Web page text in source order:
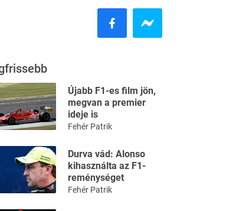
Újabb F1-es film jön,
megvan a premier
ideje is
Fehér Patrik
Durva vád: Alonso
kihasználta az F1-
reménységet
Fehér Patrik